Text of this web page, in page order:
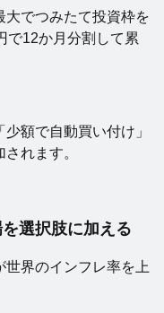
大でつみたて投資枠を
で12か月分割して累
額で自動買い付け」
れます。
選択肢に加える
界のインフレ率を上